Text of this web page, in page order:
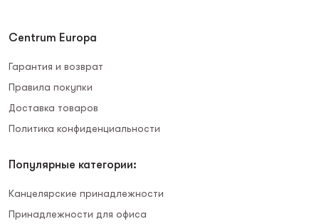
Centrum Europa
Гарантия и возврат
Правила покупки
Доставка товаров
Политика конфиденциальности
Популярные категории:
Канцелярские принадлежности
Принадлежности для офиса